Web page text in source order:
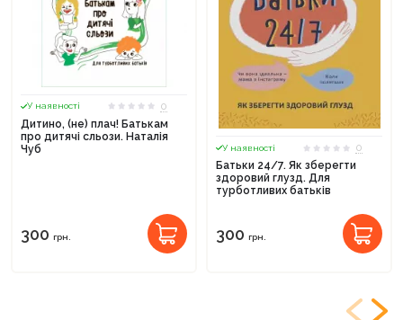
У наявності
0
Дитино, (не) плач! Батькам
про дитячі сльози. Наталія
Чуб
300 грн.
У наявності
0
Батьки 24/7. Як зберегти
здоровий глузд. Для
турботливих батьків
300 грн.